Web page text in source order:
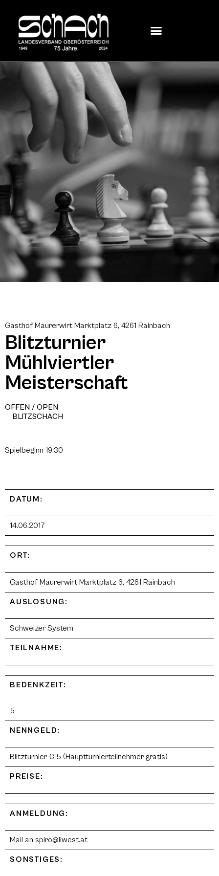
Gasthof Maurerwirt Marktplatz 6, 4261 Rainbach
Blitzturnier
Mühlviertler
Meisterschaft
OFFEN / OPEN
BLITZSCHACH
Spielbeginn 19:30
DATUM:
14.06.2017
ORT:
Gasthof Maurerwirt Marktplatz 6, 4261 Rainbach
AUSLOSUNG:
Schweizer System
TEILNAHME:
BEDENKZEIT:
5
NENNGELD:
Blitzturnier € 5 (Hauptturnierteilnehmer gratis)
PREISE:
ANMELDUNG:
Mail an spiro@liwest.at
SONSTIGES: